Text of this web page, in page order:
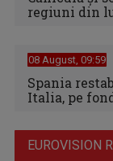
regiuni din
08 August, 09:59
Spania
Italia, pe
EUROVISION